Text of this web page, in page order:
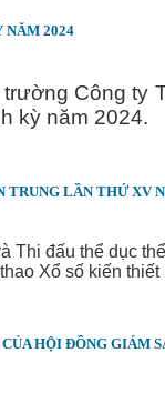
2024
Công ty
kỳ năm 2024.
LẦN THỨ XV
Thi đấu thể dục
Xổ số kiến
HỘI ĐỒNG GIÁM